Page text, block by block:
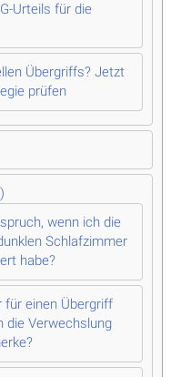
Urteils für die
Übergriffs? Jetzt
prüfen
wenn ich die
Schlafzimmer
habe?
für einen Übergriff
die Verwechslung